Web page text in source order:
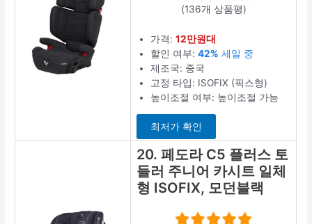
(136개 상품평)
가격:12만원대
할인 여부:42% 세일 중
제조국: 중국
고정 타입: ISOFIX (픽스형)
높이조절 여부: 높이조절 가능
최저가 확인
20. 페도라 C5 플러스 토
들러 주니어 카시트 일체
형 ISOFIX, 모던블랙